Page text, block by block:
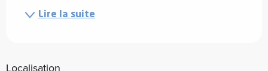
Lire la suite